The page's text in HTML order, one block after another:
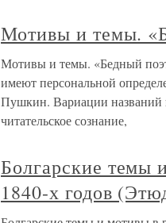
Мотивы и темы.
Мотивы и темы. «Бедный
имеют персональной
Пушкин. Вариации названий
читательское сознание,
Болгарские темы
1840-х годов